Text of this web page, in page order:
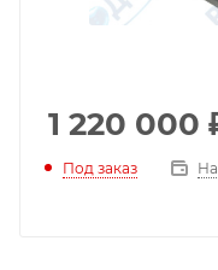
1 220 000
Под заказ